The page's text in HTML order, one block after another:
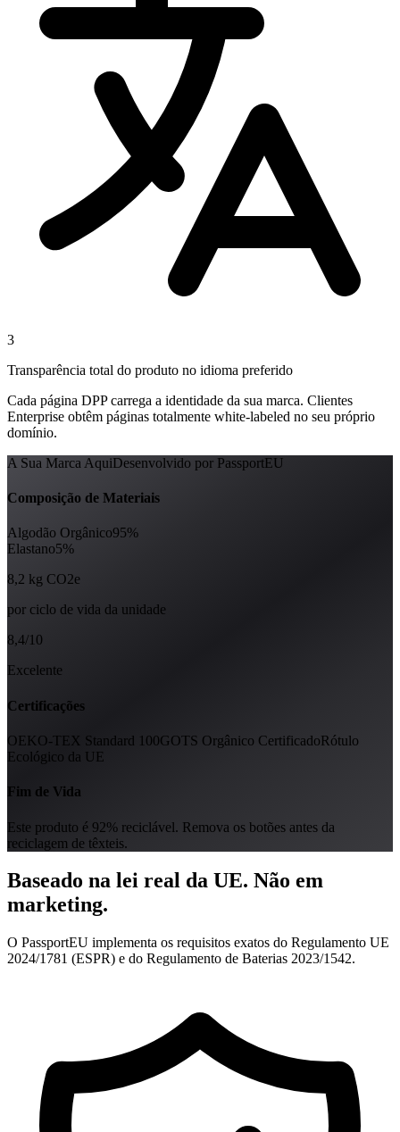
3
Transparência total do produto no idioma preferido
Cada página DPP carrega a identidade da sua marca. Clientes
Enterprise obtêm páginas totalmente white-labeled no seu próprio
domínio.
A Sua Marca AquiDesenvolvido por PassportEU
Composição de Materiais
Algodão Orgânico95%
Elastano5%
8,2 kg CO2e
por ciclo de vida da unidade
8,4/10
Excelente
Certificações
OEKO-TEX Standard 100GOTS Orgânico CertificadoRótulo
Ecológico da UE
Fim de Vida
Este produto é 92% reciclável. Remova os botões antes da
reciclagem de têxteis.
Baseado na lei real da UE. Não em
marketing.
O PassportEU implementa os requisitos exatos do Regulamento UE
2024/1781 (ESPR) e do Regulamento de Baterias 2023/1542.